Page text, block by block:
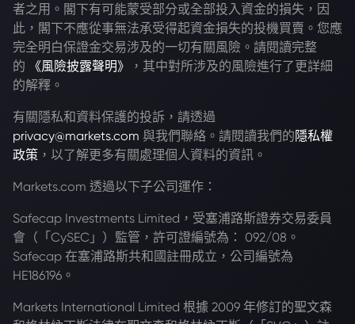
者之用。閣下有可能蒙受部分或全部投入資金的損失，因
此，閣下不應從事無法承受得起資金損失的投機買賣。您應
完全明白保證金交易涉及的一切有關風險。請閱讀完整
的
《風險披露聲明》
，其中對所涉及的風險進行了更詳細
的解釋。
有關隱私和資料保護的投訴，請透過
privacy@markets.com 與我們聯絡。請閱讀我們的 隱私權
政策 ，以了解更多有關處理個人資料的資訊。
Markets.com 透過以下子公司運作：
Safecap Investments Limited，受塞浦路斯證券交易委員
會（「CySEC」）監管，許可證編號為： 092/08。
Safecap 在塞浦路斯共和國註冊成立，公司編號為
HE186196。
Markets International Limited 根據 2009 年修訂的聖文森